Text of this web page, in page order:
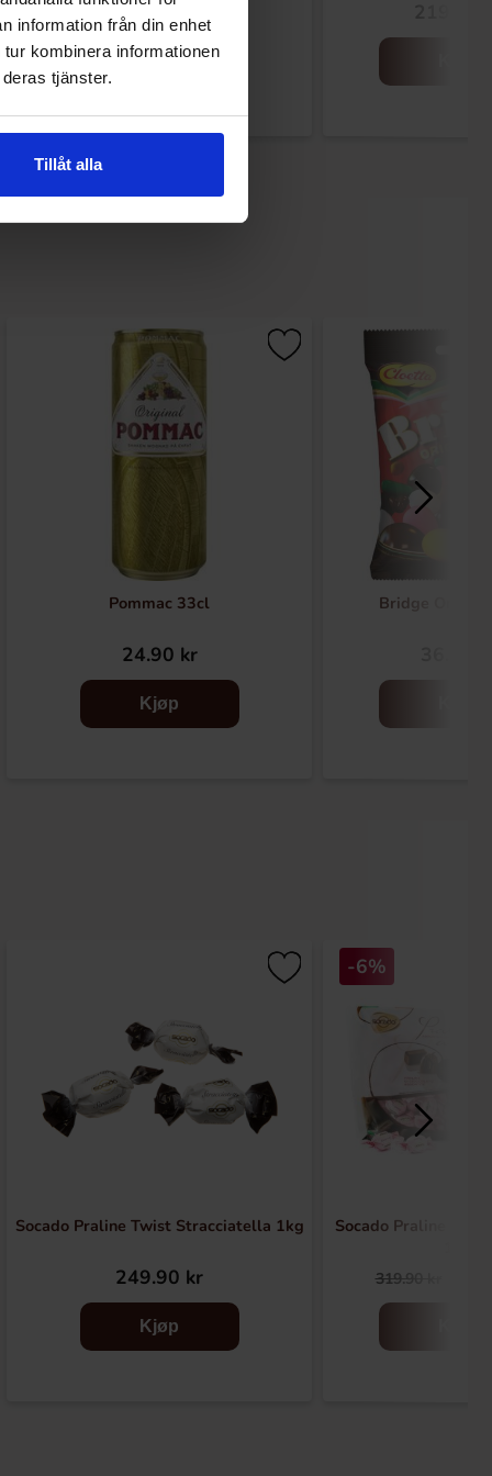
information från din enhet
kombinera informationen
tjänster.
Tillåt alla
129.90 kr
Kjøp
Pommac 33cl
24.90 kr
Kjøp
Bridge
Socado Praline Twist Stracciatella 1kg
249.90 kr
Kjøp
-6%
Socado Praline
319.90 kr